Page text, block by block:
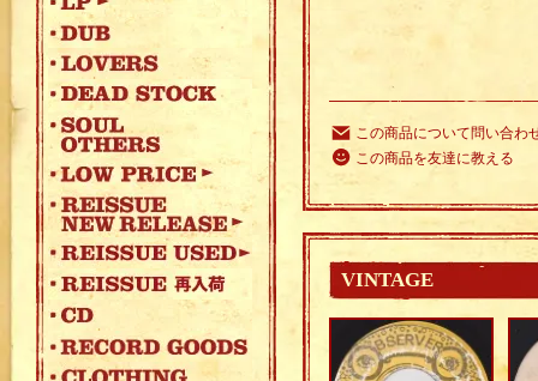
この商品について問い合わ
この商品を友達に教える
VINTAGE